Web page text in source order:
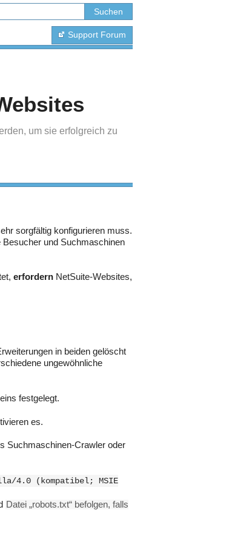
Support Forum
um sie erfolgreich zu
sorgfältig konfigurieren muss.
Besucher und Suchmaschinen
erfordern NetSuite-Websites,
in beiden gelöscht
ungewöhnliche
festgelegt.
es.
Suchmaschinen-Crawler oder
4.0 (kompatibel; MSIE
Datei „robots.txt“ befolgen, falls